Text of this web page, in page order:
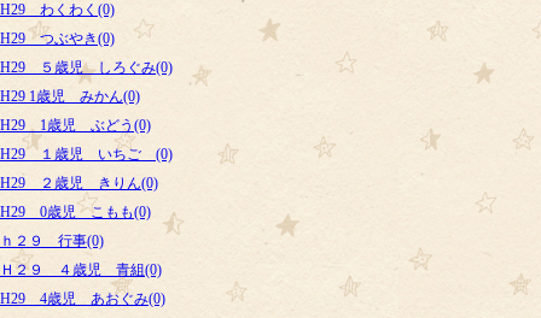
H29 わくわく(0)
H29 つぶやき(0)
H29 ５歳児 しろぐみ(0)
H29 1歳児 みかん(0)
H29 1歳児 ぶどう(0)
H29 １歳児 いちご (0)
H29 ２歳児 きりん(0)
H29 0歳児 こもも(0)
ｈ２９ 行事(0)
Ｈ２９ ４歳児 青組(0)
H29 4歳児 あおぐみ(0)